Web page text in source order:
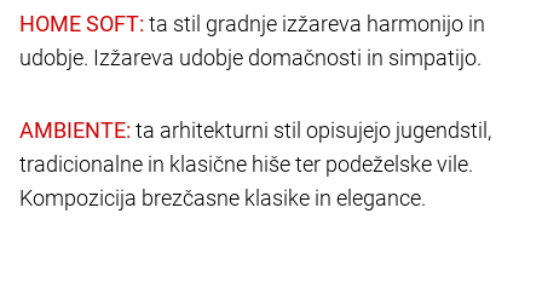
ta stil gradnje izžareva harmonijo in
udobje. Izžareva udobje domačnosti in simpatijo.
ta arhitekturni stil opisujejo jugendstil,
tradicionalne in klasične hiše ter podeželske vile.
Kompozicija brezčasne klasike in elegance.